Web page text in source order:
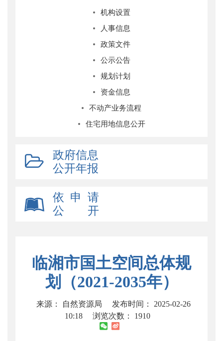
机构设置
人事信息
政策文件
公示公告
规划计划
资金信息
不动产业务流程
住宅用地信息公开
政府信息
公开年报
依 申 请
公 开
临湘市国土空间总体规
划（2021-2035年）
来源： 自然资源局
发布时间： 2025-02-26
10:18
浏览次数： 1910